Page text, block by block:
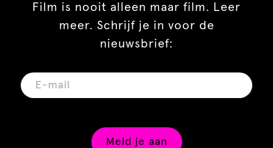
Film is nooit alleen maar film. Leer
meer. Schrijf je in voor de
nieuwsbrief:
Meld je aan